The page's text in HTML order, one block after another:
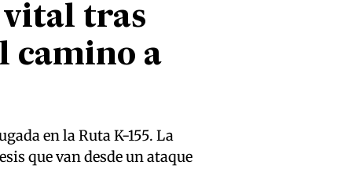
vital tras
camino a
en la Ruta K-155. La
que van desde un ataque